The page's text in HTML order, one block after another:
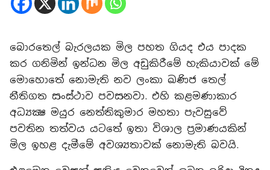
බොරතෙල් බැරලයක මිල පහත ගියද එය පාදක
කර ගනිමින් ඉන්ධන මිල අඩුකිරීමේ හැකියාවක් මේ
මොහොතේ නොමැති නව ලංකා ඛණිජ තෙල්
නීතිගත සංස්ථාව පවසනවා. එහි කළමණාකාර
අධ්‍යක්‍ෂ මයුර නෙත්තිකුමාර මහතා පැවසුවේ
පවතින තත්වය යටතේ ඉතා විශාල ප්‍රමාණයකින්
මිල ඉහළ දැමීමේ අවශ්‍යතාවක් නොමැති බවයි.